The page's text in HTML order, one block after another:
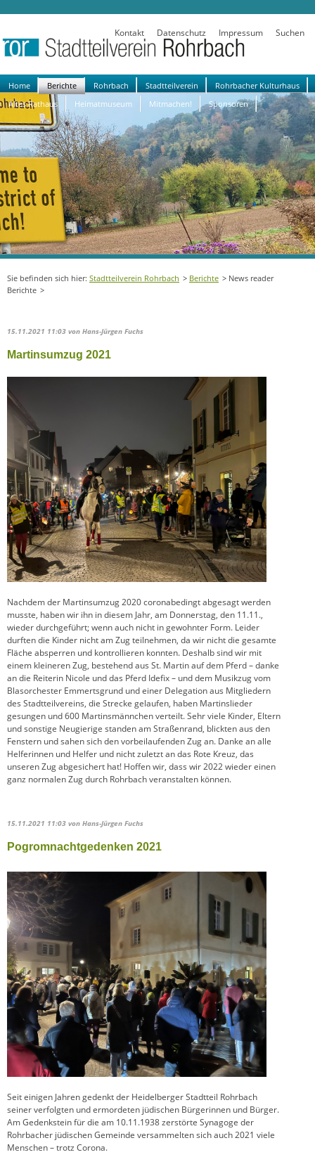
Kontakt Datenschutz Impressum Suchen
Navigation
überspringen
Home Berichte Rohrbach Stadtteilverein
Rohrbacher Kulturhaus
Altes Rathaus
Heimatmuseum Mitmachen! Sponsoren
Stadtteilverein Rohrbach Berichte
News reader
Berichte
15.11.2021 11:03 von Hans-Jürgen Fuchs
Martinsumzug 2021
Nachdem der Martinsumzug 2020 coronabedingt abgesagt werden
musste, haben wir ihn in diesem Jahr, am Donnerstag, den 11.11.,
wieder durchgeführt; wenn auch nicht in gewohnter Form. Leider
durften die Kinder nicht am Zug teilnehmen, da wir nicht die gesamte
Fläche absperren und kontrollieren konnten. Deshalb sind wir mit
einem kleineren Zug, bestehend aus St. Martin auf dem Pferd – danke
an die Reiterin Nicole und das Pferd Idefix – und dem Musikzug vom
Blasorchester Emmertsgrund und einer Delegation aus Mitgliedern
des Stadtteilvereins, die Strecke gelaufen, haben Martinslieder
gesungen und 600 Martinsmännchen verteilt. Sehr viele Kinder, Eltern
und sonstige Neugierige standen am Straßenrand, blickten aus den
Fenstern und sahen sich den vorbeilaufenden Zug an. Danke an alle
Helferinnen und Helfer und nicht zuletzt an das Rote Kreuz, das
unseren Zug abgesichert hat! Hoffen wir, dass wir 2022 wieder einen
ganz normalen Zug durch Rohrbach veranstalten können.
15.11.2021 11:03 von Hans-Jürgen Fuchs
Pogromnachtgedenken 2021
Seit einigen Jahren gedenkt der Heidelberger Stadtteil Rohrbach
seiner verfolgten und ermordeten jüdischen Bürgerinnen und Bürger.
Am Gedenkstein für die am 10.11.1938 zerstörte Synagoge der
Rohrbacher jüdischen Gemeinde versammelten sich auch 2021 viele
Menschen – trotz Corona.